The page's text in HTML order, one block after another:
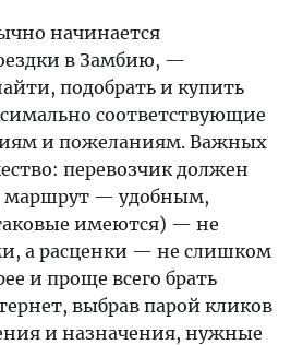
начинается
в Замбию, —
подобрать и купить
соответствующие
и пожеланиям. Важных
перевозчик должен
— удобным,
имеются) — не
а расценки — не слишком
и проще всего брать
выбрав парой кликов
и назначения, нужные